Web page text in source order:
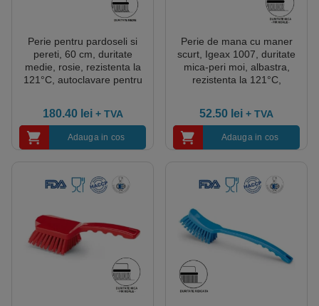
Perie pentru pardoseli si
pereti, 60 cm, duritate
medie, rosie, rezistenta la
121°C, autoclavare pentru
180.40 lei + TVA
Adauga in cos
Perie de mana cu maner
scurt, Igeax 1007, duritate
mica-peri moi, albastra,
rezistenta la 121°C,
HACCP, FDA
52.50 lei + TVA
Adauga in cos